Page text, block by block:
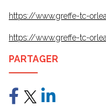
https://www.greffe-tc-
https://www.greffe-tc-
PARTAGER